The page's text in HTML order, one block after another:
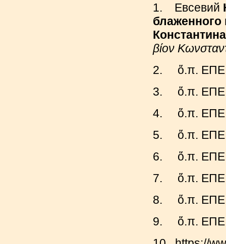
1. Евсевий
блаженного
Константина
βίον
2. ὅ.π. ΕΠΕ
3. ὅ.π. ΕΠΕ
4. ὅ.π. ΕΠΕ
5. ὅ.π. ΕΠΕ
6. ὅ.π. ΕΠΕ
7. ὅ.π. ΕΠΕ
8. ὅ.π. ΕΠΕ
9. ὅ.π. ΕΠΕ